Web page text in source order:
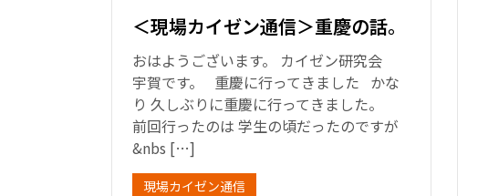
＜現場カイゼン通信＞重慶の話。
おはようございます。 カイゼン研究会
宇賀です。 重慶に行ってきました かな
り 久しぶりに重慶に行ってきました。
前回行ったのは 学生の頃だったのですが
&nbs […]
現場カイゼン通信